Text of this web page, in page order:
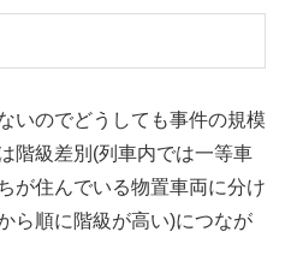
いのでどうしても事件の規模
階級差別(列車内では一等車
が住んでいる物置車両に分け
ら順に階級が高い)につなが